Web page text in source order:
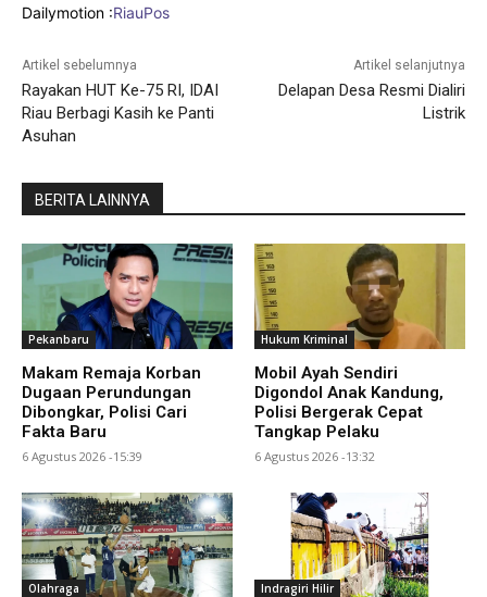
Dailymotion :RiauPos
Artikel sebelumnya
Rayakan HUT Ke-75 RI, IDAI
Riau Berbagi Kasih ke Panti
Asuhan
Artikel selanjutnya
Delapan Desa Resmi Dialiri
Listrik
BERITA LAINNYA
Pekanbaru
Makam Remaja Korban
Dugaan Perundungan
Dibongkar, Polisi Cari
Fakta Baru
6 Agustus 2026 -15:39
Hukum Kriminal
Mobil Ayah Sendiri
Digondol Anak Kandung,
Polisi Bergerak Cepat
Tangkap Pelaku
6 Agustus 2026 -13:32
Olahraga Indragiri Hilir